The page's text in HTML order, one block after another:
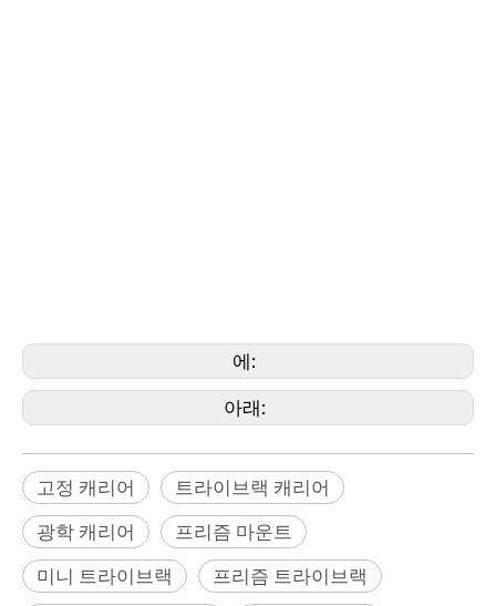
에:
아래:
고정 캐리어
트라이브랙 캐리어
광학 캐리어
프리즘 마운트
미니 트라이브랙
프리즘 트라이브랙